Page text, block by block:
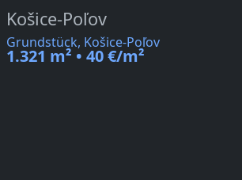
Košice-Poľov
Grundstück, Košice-Poľov
1.321 m² • 40 €/m²